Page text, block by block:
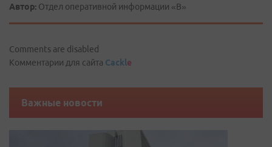
Автор: Отдел оперативной информации «В»
Comments are disabled
Комментарии для сайта Cackle
Важные новости